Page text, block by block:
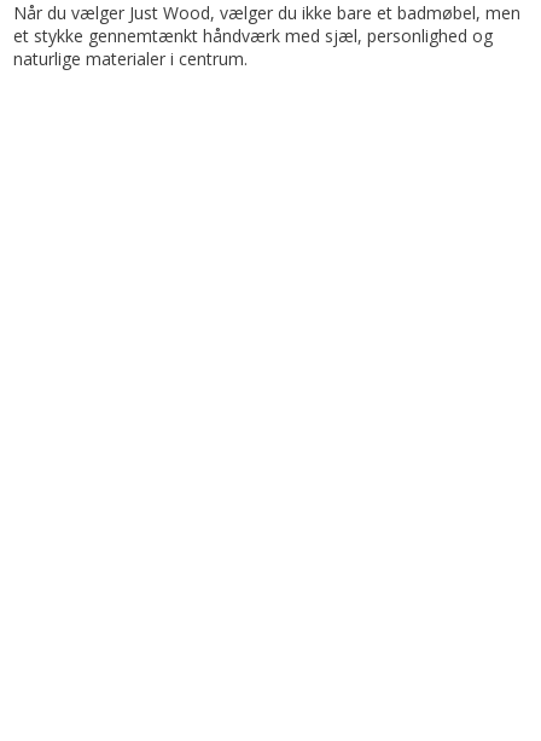
Når du vælger Just Wood, vælger du ikke bare et badmøbel, men
et stykke gennemtænkt håndværk med sjæl, personlighed og
naturlige materialer i centrum.